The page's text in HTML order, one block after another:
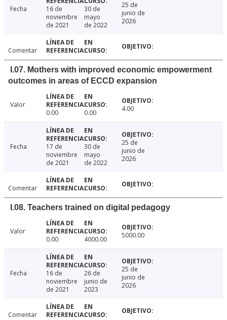
Fecha
16 de
noviembre
de 2021
30 de
mayo
de 2022
25 de
junio de
2026
Comentar
I.07. Mothers with improved economic empowerment
outcomes in areas of ECCD expansion
Valor
0.00
0.00 4.00
Fecha
17 de
noviembre
de 2021
30 de
mayo
de 2022
25 de
junio de
2026
Comentar
I.08. Teachers trained on digital pedagogy
Valor
0.00
4000.00 5000.00
Fecha
16 de
noviembre
de 2021
26 de
junio de
2023
25 de
junio de
2026
Comentar